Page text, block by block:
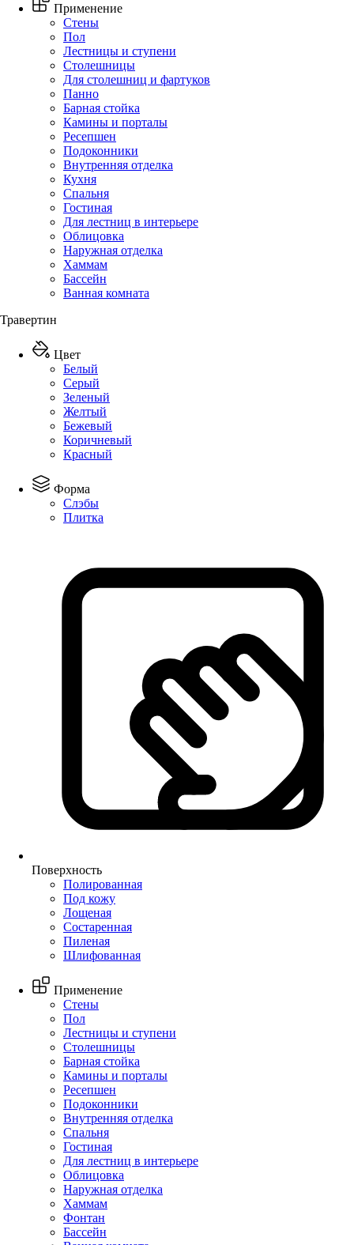
Применение
Стены
Пол
Лестницы и ступени
Столешницы
Для столешниц и фартуков
Панно
Барная стойка
Камины и порталы
Ресепшен
Подоконники
Внутренняя отделка
Кухня
Спальня
Гостиная
Для лестниц в интерьере
Облицовка
Наружная отделка
Хаммам
Бассейн
Ванная комната
Травертин
Цвет
Белый
Серый
Зеленый
Желтый
Бежевый
Коричневый
Красный
Форма
Слэбы
Плитка
Поверхность
Полированная
Под кожу
Лощеная
Состаренная
Пиленая
Шлифованная
Применение
Стены
Пол
Лестницы и ступени
Столешницы
Барная стойка
Камины и порталы
Ресепшен
Подоконники
Внутренняя отделка
Спальня
Гостиная
Для лестниц в интерьере
Облицовка
Наружная отделка
Хаммам
Фонтан
Бассейн